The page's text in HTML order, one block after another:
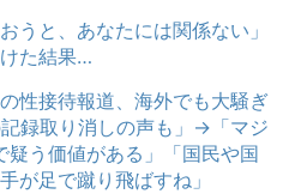
うと、あなたには関係ない」
た結果…
性接待報道、海外でも大騒ぎ
録取り消しの声も」→「マジ
う価値がある」「国民や国
が足で蹴り飛ばすね」